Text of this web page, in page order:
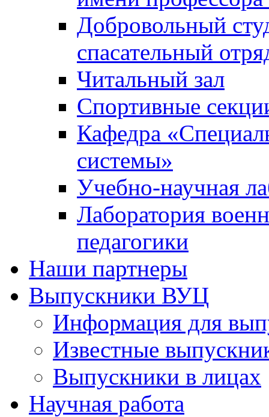
Добровольный
спасательный
Читальный зал
Спортивные
Кафедра
системы»
Учебно-научная
Лаборатория
педагогики
Наши партнеры
Выпускники ВУЦ
Информация для
Известные
Выпускники в лицах
Научная работа